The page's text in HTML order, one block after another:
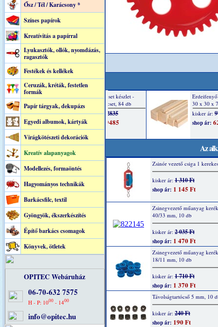
Ősz / Tél / Karácsony *
Színes papírok
Kreatívitás a papírral
Lyukasztók, ollók, nyomdázás,
ragasztók
Festékek és kellékek
Ceruzák, kréták, festetlen
formák
Papír tárgyak, dekupázs
Egyedi albumok, kártyák
Virágkötészeti dekorációk
Kreatív alapanyagok
Modellezés, formaöntés
Hagyományos technikák
Barkácsfilc, textil
Gyöngyök, ékszerkészítés
Építő barkács csomagok
Könyvek, ötletek
OPITEC Webáruház
06-70-632 7575
H - P: 1000- 1400
info@opitec.hu
Az
Zsinór vezető csiga 1
kisker ár: 1 310 Ft
shop ár: 1 145 Ft
Zsinegvezető műanyag
40/33 mm, 10 db
kisker ár: 2 035 Ft
shop ár: 1 470 Ft
Zsinegvezető műanyag
18/11 mm, 10 db
kisker ár: 1 710 Ft
shop ár: 1 370 Ft
Távolságtartócső 5 mm, 10
kisker ár: 240 Ft
shop ár: 190 Ft